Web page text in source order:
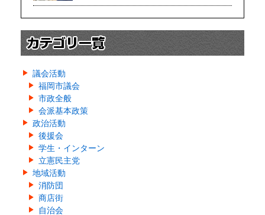
議会活動
福岡市議会
市政全般
会派基本政策
政治活動
後援会
学生・インターン
立憲民主党
地域活動
消防団
商店街
自治会